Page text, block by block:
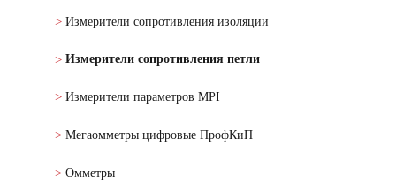
Измерители сопротивления изоляции
Измерители сопротивления петли
Измерители параметров MPI
Мегаомметры цифровые ПрофКиП
Омметры